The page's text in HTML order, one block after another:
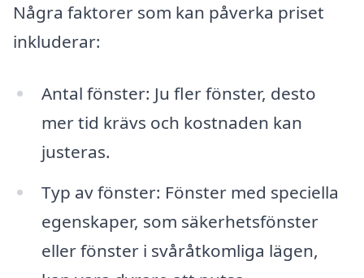
Några faktorer som kan påverka priset
inkluderar:
Antal fönster: Ju fler fönster, desto
mer tid krävs och kostnaden kan
justeras.
Typ av fönster: Fönster med speciella
egenskaper, som säkerhetsfönster
eller fönster i svåråtkomliga lägen,